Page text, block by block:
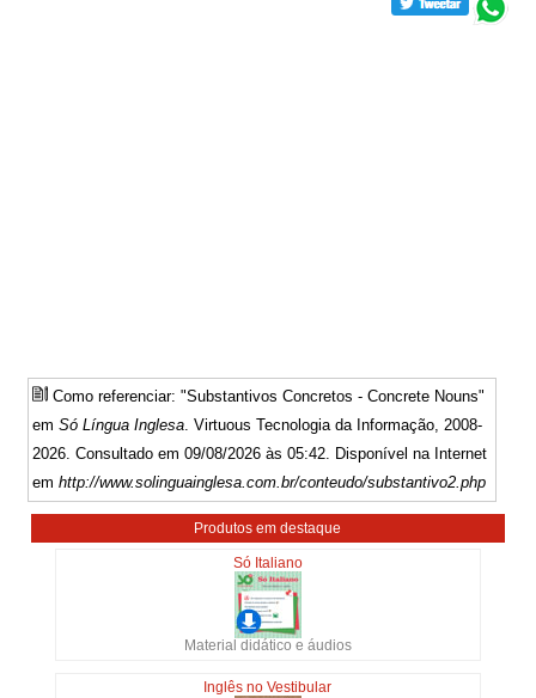
Como referenciar: "Substantivos Concretos - Concrete Nouns"
emSó Língua Inglesa . Virtuous Tecnologia da Informação, 2008-
2026. Consultado em 09/08/2026 às 05:42. Disponível na Internet
emhttp://www.solinguainglesa.com.br/conteudo/substantivo2.php
Produtos em destaque
Só Italiano
Material didático e áudios
Inglês no Vestibular